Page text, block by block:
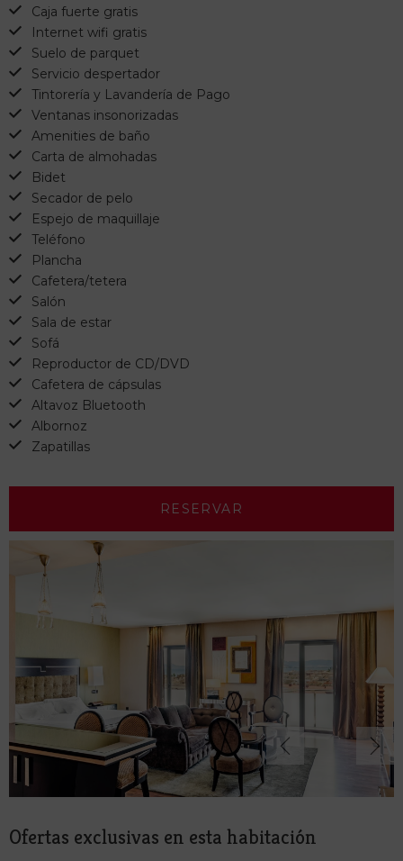
Caja fuerte gratis
Internet wifi gratis
Suelo de parquet
Servicio despertador
Tintorería y Lavandería de Pago
Ventanas insonorizadas
Amenities de baño
Carta de almohadas
Bidet
Secador de pelo
Espejo de maquillaje
Teléfono
Plancha
Cafetera/tetera
Salón
Sala de estar
Sofá
Reproductor de CD/DVD
Cafetera de cápsulas
Altavoz Bluetooth
Albornoz
Zapatillas
RESERVAR
Ofertas exclusivas en esta habitación